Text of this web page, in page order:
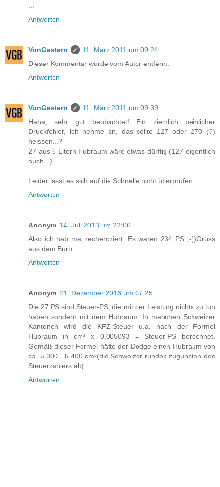
Antworten
VonGestern
11. März 2011 um 09:24
Dieser Kommentar wurde vom Autor entfernt.
Antworten
VonGestern
11. März 2011 um 09:39
Haha, sehr gut beobachtet! Ein ziemlich peinlicher
Druckfehler, ich nehme an, das sollte 127 oder 270 (?)
heissen...?
27 aus 5 Litern Hubraum wäre etwas dürftig (127 eigentlich
auch...)
Leider lässt es sich auf die Schnelle nicht überprüfen.
Antworten
Anonym 14. Juli 2013 um 22:06
Also ich hab mal recherchiert: Es waren 234 PS ;-))Gruss
aus dem Büro
Antworten
Anonym 21. Dezember 2016 um 07:25
Die 27 PS sind Steuer-PS, die mit der Leistung nichts zu tun
haben sondern mit dem Hubraum. In manchen Schweizer
Kantonen wird die KFZ-Steuer u.a. nach der Formel
Hubraum in cm³ x 0,005093 = Steuer-PS berechnet.
Gemäß dieser Formel hätte der Dodge einen Hubraum von
ca. 5.300 - 5.400 cm³(die Schweizer runden zugunsten des
Steuerzahlers ab).
Antworten